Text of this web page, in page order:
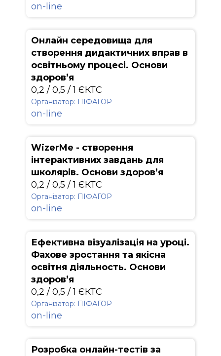
on-line
Онлайн середовища для
створення дидактичних вправ в
освітньому процесі. Основи
здоров’я
0,2 / 0,5 / 1 ЄКТС
Організатор: ПІФАГОР
on-line
WizerMe - створення
інтерактивних завдань для
школярів. Основи здоров’я
0,2 / 0,5 / 1 ЄКТС
Організатор: ПІФАГОР
on-line
Ефективна візуалізація на уроці.
Фахове зростання та якісна
освітня діяльность. Основи
здоров’я
0,2 / 0,5 / 1 ЄКТС
Організатор: ПІФАГОР
on-line
Розробка онлайн-тестів за